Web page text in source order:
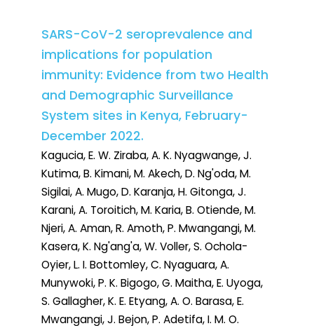
SARS-CoV-2 seroprevalence and
implications for population
immunity: Evidence from two Health
and Demographic Surveillance
System sites in Kenya, February-
December 2022.
Kagucia, E. W. Ziraba, A. K. Nyagwange, J.
Kutima, B. Kimani, M. Akech, D. Ng'oda, M.
Sigilai, A. Mugo, D. Karanja, H. Gitonga, J.
Karani, A. Toroitich, M. Karia, B. Otiende, M.
Njeri, A. Aman, R. Amoth, P. Mwangangi, M.
Kasera, K. Ng'ang'a, W. Voller, S. Ochola-
Oyier, L. I. Bottomley, C. Nyaguara, A.
Munywoki, P. K. Bigogo, G. Maitha, E. Uyoga,
S. Gallagher, K. E. Etyang, A. O. Barasa, E.
Mwangangi, J. Bejon, P. Adetifa, I. M. O.